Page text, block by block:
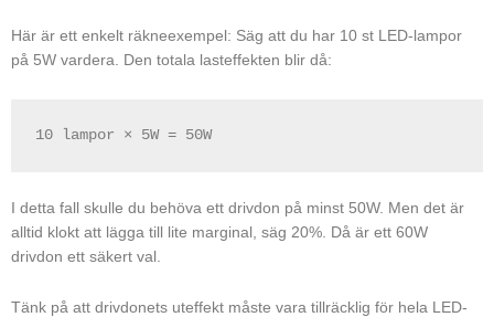
Här är ett enkelt räkneexempel: Säg att du har 10 st LED-lampor
på 5W vardera. Den totala lasteffekten blir då:
10 lampor × 5W = 50W
I detta fall skulle du behöva ett drivdon på minst 50W. Men det är
alltid klokt att lägga till lite marginal, säg 20%. Då är ett 60W
drivdon ett säkert val.
Tänk på att drivdonets uteffekt måste vara tillräcklig för hela LED-